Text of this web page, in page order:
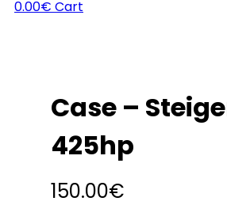
0.00€ Cart
Case –
425hp
150.00€